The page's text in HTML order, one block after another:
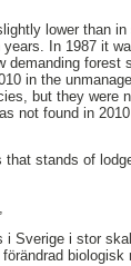
lower than
In 1987 it
forest
in the
but they were
not found in
stands of
,
Sverige i stor
biologisk